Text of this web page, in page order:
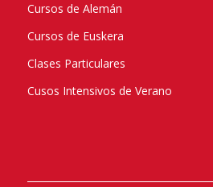
Cursos de Alemán
Cursos de Euskera
Clases Particulares
Cusos Intensivos de Verano